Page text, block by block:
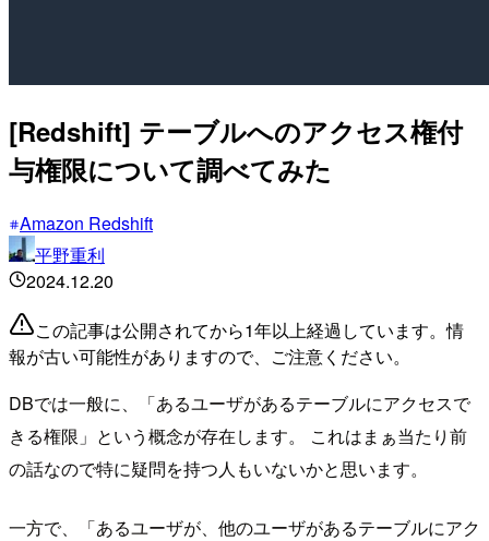
[Redshift] テーブルへのアクセス権付
与権限について調べてみた
Amazon Redshift
平野重利
2024.12.20
この記事は公開されてから1年以上経過しています。情
報が古い可能性がありますので、ご注意ください。
DBでは一般に、「あるユーザがあるテーブルにアクセスで
きる権限」という概念が存在します。 これはまぁ当たり前
の話なので特に疑問を持つ人もいないかと思います。
一方で、「あるユーザが、他のユーザがあるテーブルにアク